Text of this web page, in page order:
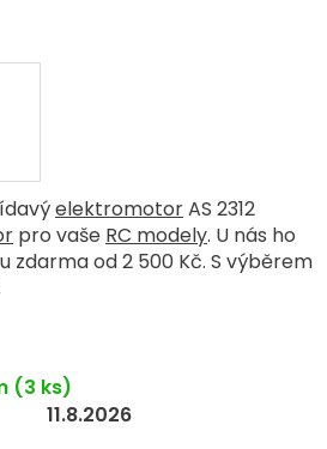
elektromotorAS 2312
pro vaše RC modely. U nás ho
zdarma od 2 500 Kč. S výběrem
(3 ks)
11.8.2026